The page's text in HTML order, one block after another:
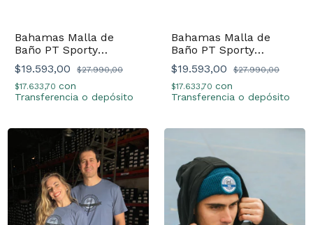
Bahamas Malla de
Baño PT Sporty
Camuflado
$19.593,00
$27.990,00
$17.633,70 con
Transferencia o depósito
Bahamas Malla de
Baño PT Sporty
Octopus
$19.593,00
$27.990,00
$17.633,70 con
Transferencia o depósito